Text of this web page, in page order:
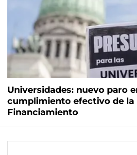
Universidades: nuevo paro
cumplimiento efectivo de la
Financiamiento